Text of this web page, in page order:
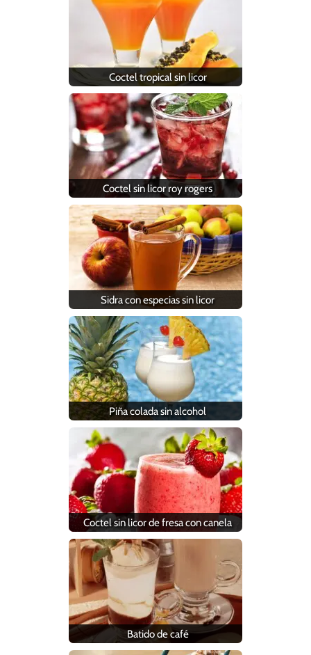
Coctel tropical sin licor
Coctel sin licor roy rogers
Sidra con especias sin licor
Piña colada sin alcohol
Coctel sin licor de fresa con canela
Batido de café